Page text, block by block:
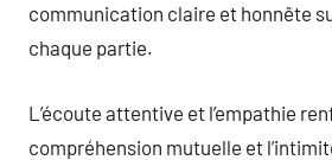
communication claire et honnête
chaque partie.
L’écoute attentive et l’empathie
compréhension mutuelle et